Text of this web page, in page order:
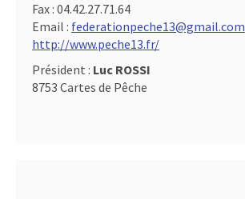
Fax : 04.42.27.71.64
Email : federationpeche13@gmail.com
http://www.peche13.fr/
Président : Luc ROSSI
8753 Cartes de Pêche